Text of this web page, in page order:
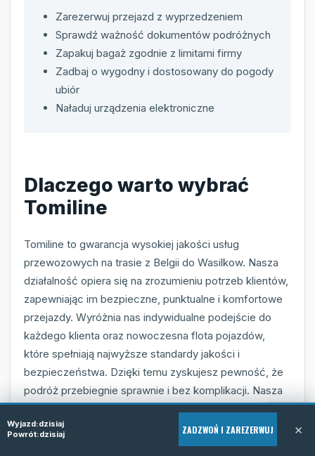
Zarezerwuj przejazd z wyprzedzeniem
Sprawdź ważność dokumentów podróżnych
Zapakuj bagaż zgodnie z limitami firmy
Zadbaj o wygodny i dostosowany do pogody
ubiór
Naładuj urządzenia elektroniczne
Dlaczego warto wybrać
Tomiline
Tomiline to gwarancja wysokiej jakości usług
przewozowych na trasie z Belgii do Wasilkow. Nasza
działalność opiera się na zrozumieniu potrzeb klientów,
zapewniając im bezpieczne, punktualne i komfortowe
przejazdy. Wyróżnia nas indywidualne podejście do
każdego klienta oraz nowoczesna flota pojazdów,
które spełniają najwyższe standardy jakości i
bezpieczeństwa. Dzięki temu zyskujesz pewność, że
podróż przebiegnie sprawnie i bez komplikacji. Nasza
firma regularnie doskonali swoje usługi, by sprostać
wymaganiom nawet najbardziej wymagających
Wyjazd:dzisiaj
Powrót:dzisiaj ZADZWOŃ I ZAREZERWUJ ×